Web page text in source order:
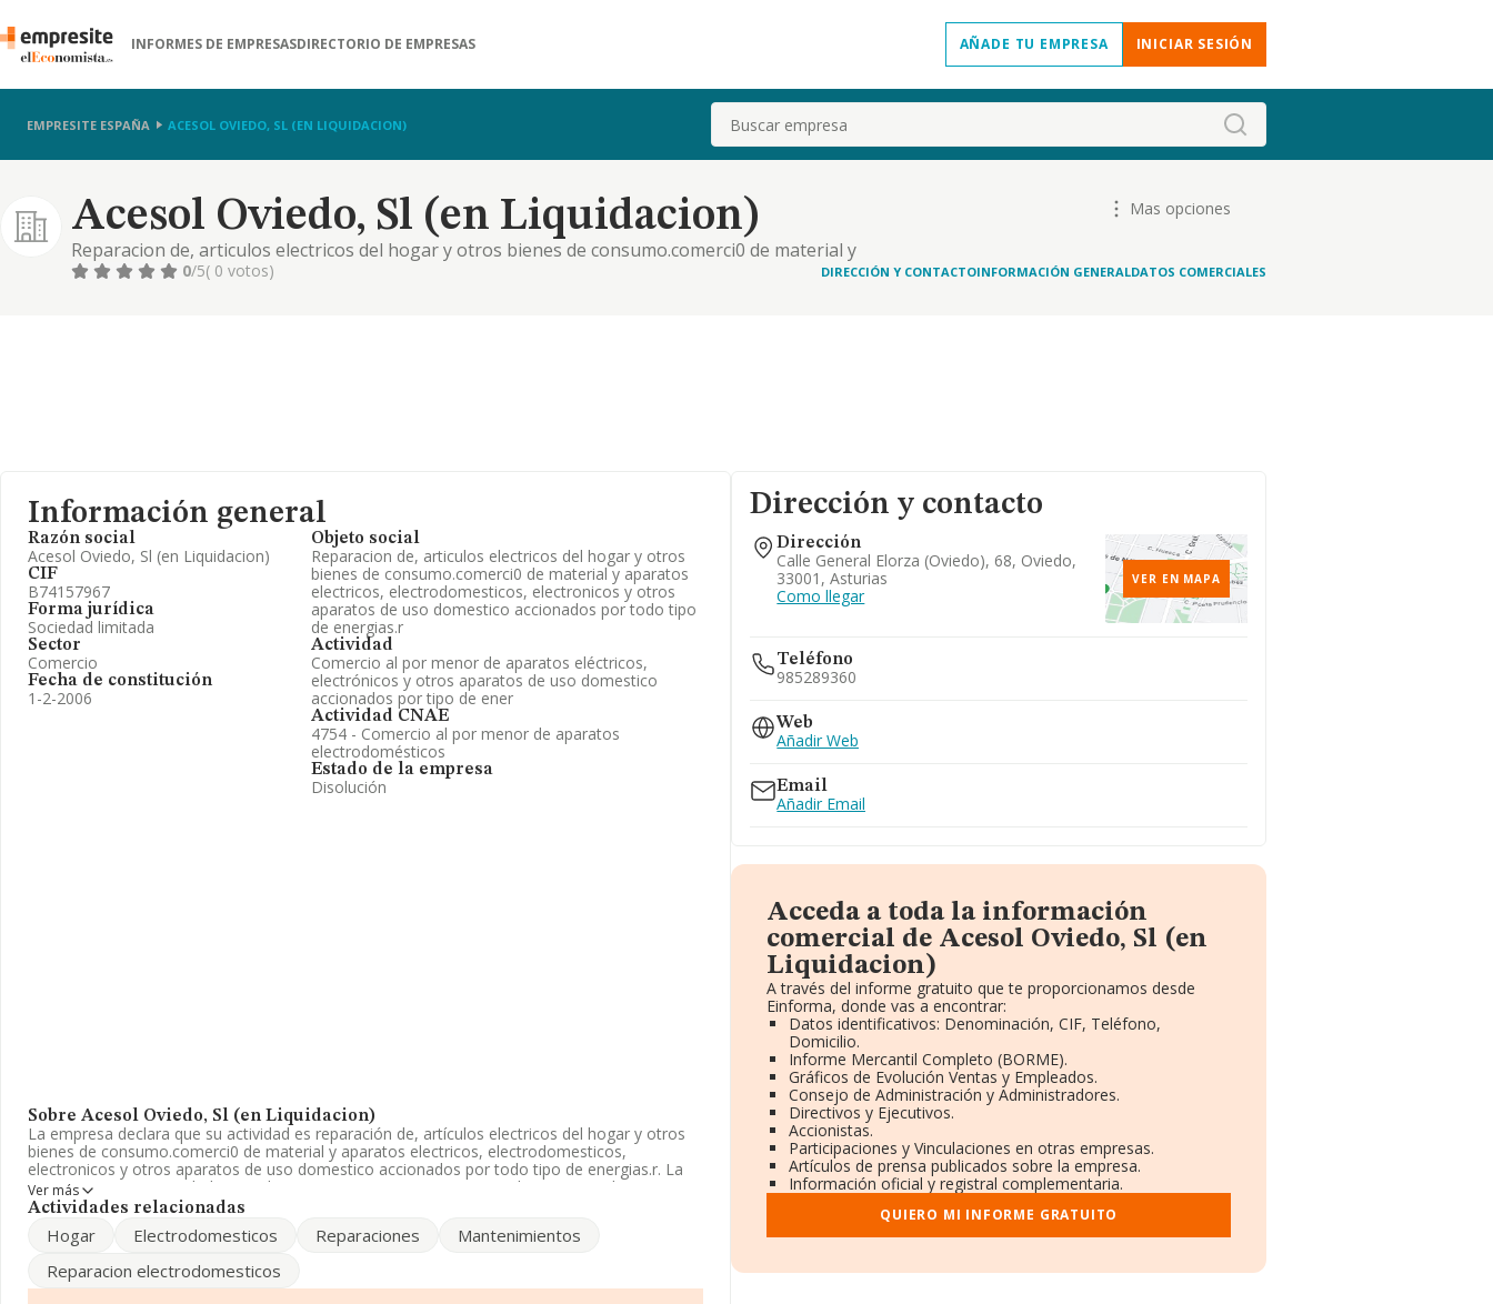
INFORMES DE EMPRESASDIRECTORIO DE EMPRESAS AÑADE TU EMPRESA INICIAR SESIÓN
EMPRESITE ESPAÑA ACESOL OVIEDO, SL (EN LIQUIDACION) Buscar
Acesol Oviedo, Sl (en Liquidacion)
Reparacion de, articulos electricos del hogar y otros bienes de consumo.comerci0 de material y
aparatos electricos, electrodomesticos, electronicos y otros aparatos de uso domestico accionados
Mas opciones
0/5( 0 votos) DIRECCIÓN Y CONTACTOINFORMACIÓN GENERALDATOS COMERCIALES
Información general
Razón social
Acesol Oviedo, Sl (en Liquidacion)
CIF
B74157967
Forma jurídica
Sociedad limitada
Sector
Comercio
Fecha de constitución
1-2-2006
Objeto social
Reparacion de, articulos electricos del hogar y otros
bienes de consumo.comerci0 de material y aparatos
electricos, electrodomesticos, electronicos y otros
aparatos de uso domestico accionados por todo tipo
de energias.r
Actividad
Comercio al por menor de aparatos eléctricos,
electrónicos y otros aparatos de uso domestico
accionados por tipo de ener
Actividad CNAE
4754 - Comercio al por menor de aparatos
electrodomésticos
Estado de la empresa
Disolución
Sobre Acesol Oviedo, Sl (en Liquidacion)
La empresa declara que su actividad es reparación de, artículos electricos del hogar y otros
bienes de consumo.comerci0 de material y aparatos electricos, electrodomesticos,
electronicos y otros aparatos de uso domestico accionados por todo tipo de energias.r. La
empresa es una Sociedad Limitada. Tiene CNAE: 4754 - 'Comercio al por menor de aparatos
electrodomésticos en establecimientos especializados'. La empresa no tiene actividad en
INFORMA, ha dispuesto de un número de empleados por encima de la media de sector.
Ver más
Actividades relacionadas
Hogar Electrodomesticos Reparaciones
Mantenimientos
Reparacion electrodomesticos
Dirección y contacto
Dirección
Calle General Elorza (oviedo), 68, Oviedo,
33001, Asturias
Como llegar
VER EN MAPA
Teléfono
985289360
Web
Añadir Web
Email
Añadir Email
Acceda a toda la información
comercial de Acesol Oviedo, Sl (en
Liquidacion)
A través del informe gratuito que te proporcionamos desde
Einforma, donde vas a encontrar:
Datos identificativos: Denominación, CIF, Teléfono,
Domicilio.
Informe Mercantil Completo (BORME).
Gráficos de Evolución Ventas y Empleados.
Consejo de Administración y Administradores.
Directivos y Ejecutivos.
Accionistas.
Participaciones y Vinculaciones en otras empresas.
Artículos de prensa publicados sobre la empresa.
Información oficial y registral complementaria.
QUIERO MI INFORME GRATUITO